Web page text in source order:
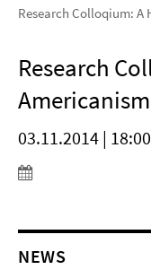
Research Colloqium:
Research
03.11.2014 |
NEWS